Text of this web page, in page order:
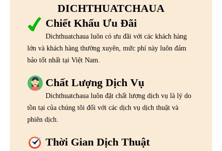
DICHTHUATCHAUA
Chiết Khấu Ưu Đãi
Dichthuatchaua luôn có ưu đãi với các khách hàng
lớn và khách hàng thường xuyên, mức phí này luôn đảm
bảo tốt nhất tại Việt Nam.
Chất Lượng Dịch Vụ
Dichthuatchaua luôn đặt chất lượng dịch vụ là lý do
tồn tại của chúng tôi đối với các dịch vụ dịch thuật và
phiên dịch.
Thời Gian Dịch Thuật